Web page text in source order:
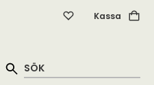
Kassa